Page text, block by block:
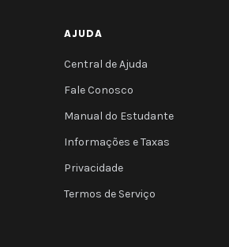
AJUDA
Central de Ajuda
Fale Conosco
Manual do Estudante
Informações e Taxas
Privacidade
Termos de Serviço